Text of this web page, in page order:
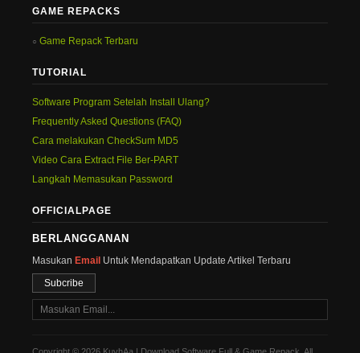
GAME REPACKS
Game Repack Terbaru
TUTORIAL
Software Program Setelah Install Ulang?
Frequently Asked Questions (FAQ)
Cara melakukan CheckSum MD5
Video Cara Extract File Ber-PART
Langkah Memasukan Password
OFFICIALPAGE
BERLANGGANAN
Masukan Email Untuk Mendapatkan Update Artikel Terbaru
Subcribe